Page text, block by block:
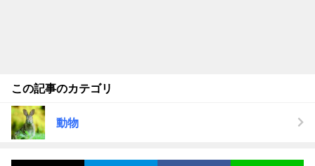
この記事のカテゴリ
動物